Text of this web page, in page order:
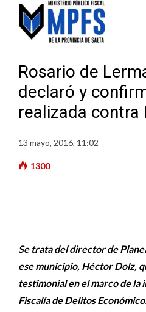
Rosario de
declaró y
realizada contra
13 mayo, 2016, 11:02
1300
Se trata del director de
ese municipio, Héctor Dolz,
testimonial en el marco de la
Fiscalía de Delitos